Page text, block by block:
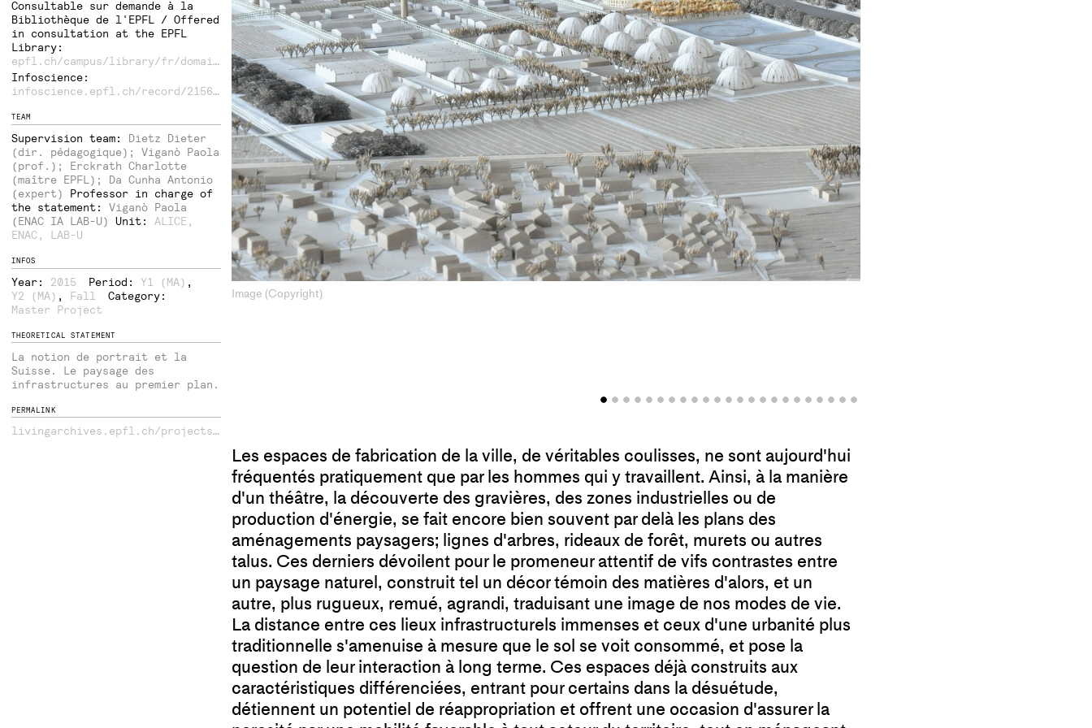
Image (Copyright)
Les espaces de fabrication de la ville, de véritables coulisses, ne sont aujourd'hui
fréquentés pratiquement que par les hommes qui y travaillent. Ainsi, à la manière
d'un théâtre, la découverte des gravières, des zones industrielles ou de
production d'énergie, se fait encore bien souvent par delà les plans des
aménagements paysagers; lignes d'arbres, rideaux de forêt, murets ou autres
talus. Ces derniers dévoilent pour le promeneur attentif de vifs contrastes entre
un paysage naturel, construit tel un décor témoin des matières d'alors, et un
autre, plus rugueux, remué, agrandi, traduisant une image de nos modes de vie.
La distance entre ces lieux infrastructurels immenses et ceux d'une urbanité plus
traditionnelle s'amenuise à mesure que le sol se voit consommé, et pose la
question de leur interaction à long terme. Ces espaces déjà construits aux
caractéristiques différenciées, entrant pour certains dans la désuétude,
détiennent un potentiel de réappropriation et offrent une occasion d'assurer la
Consultable sur demande à la
Bibliothèque de l'EPFL / Offered
in consultation at the EPFL
Library:
epfl.ch/campus/library/fr/domaines/architecture-urbanisme/
Infoscience:
infoscience.epfl.ch/record/215662
TEAM
Supervision team: Dietz Dieter
(dir. pédagogique); Viganò Paola
(prof.); Erckrath Charlotte
(maître EPFL); Da Cunha Antonio
(expert)
Professor in charge of
the statement: Viganò Paola
(ENAC IA LAB-U) Unit: ALICE ,
ENAC, LAB-U
INFOS
Year: 2015 Period: Y1 (MA) ,
Y2 (MA) , Fall
Category:
Master Project
THEORETICAL STATEMENT
La notion de portrait et la
Suisse. Le paysage des
infrastructures au premier plan.
PERMALINK
livingarchives.epfl.ch/projects/2222/experience-dun-bas-relief-de-la-modernite-urbanite-territoriale/